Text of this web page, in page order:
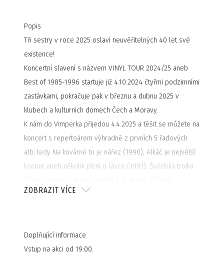
Popis
Tři sestry v roce 2025 oslaví neuvěřitelných 40 let své
existence!
Koncertní slavení s názvem VINYL TOUR 2024/25 aneb
Best of 1985-1996 startuje již 4.10.2024 čtyřmi podzimními
zastávkami, pokračuje pak v březnu a dubnu 2025 v
klubech a kulturních domech Čech a Moravy.
K nám do Vimperka přijedou 4.4.2025 a těšit se můžete na
koncert s repertoárem výhradně z prvních 5 řadových
alb, tedy Na kovárně to je nářez (1990), Alkáč je největší
kocour aneb několik písní o lásce (1991), Švédská trojka
Tímto počinem se po letech opět vrací ke svým
známé a časem prověřené, ale i na skladby, které ještě
na koncertech nikdy neslyšeli.
ZOBRAZIT VÍCE
Doplňující informace
Vstup na akci od 19:00.